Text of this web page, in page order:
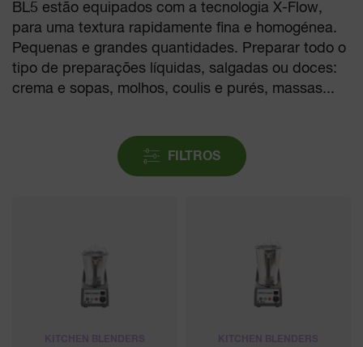
BL5 estão equipados com a tecnologia X-Flow,
para uma textura rapidamente fina e homogénea.
Pequenas e grandes quantidades. Preparar todo o
tipo de preparações líquidas, salgadas ou doces:
crema e sopas, molhos, coulis e purés, massas...
FILTROS